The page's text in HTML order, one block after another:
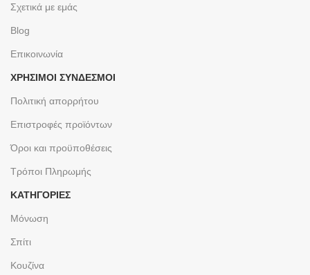
Σχετικά με εμάς
Blog
Επικοινωνία
ΧΡΉΣΙΜΟΙ ΣΎΝΔΕΣΜΟΙ
Πολιτική απορρήτου
Επιστροφές προϊόντων
Όροι και προϋποθέσεις
Τρόποι Πληρωμής
ΚΑΤΗΓΟΡΙΕΣ
Μόνωση
Σπίτι
Κουζίνα